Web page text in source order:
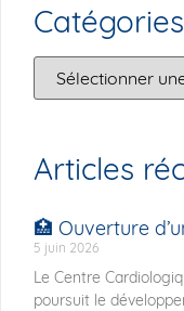
Catégories
Articles
🏥 Ouverture
5 juin 2026
Le Centre
poursuit le